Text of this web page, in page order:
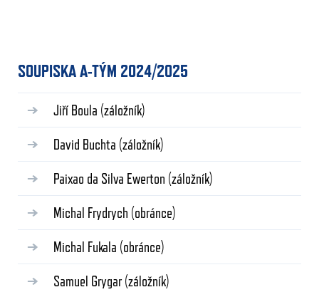
SOUPISKA A-TÝM 2024/2025
Jiří Boula (záložník)
David Buchta (záložník)
Paixao da Silva Ewerton (záložník)
Michal Frydrych (obránce)
Michal Fukala (obránce)
Samuel Grygar (záložník)